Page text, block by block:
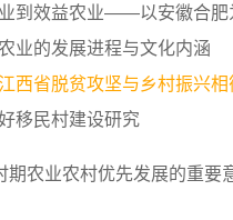
到效益农业——以安徽合肥为例
业的发展进程与文化内涵
西省脱贫攻坚与乡村振兴
移民村建设研究
期农业农村优先发展的重要意义